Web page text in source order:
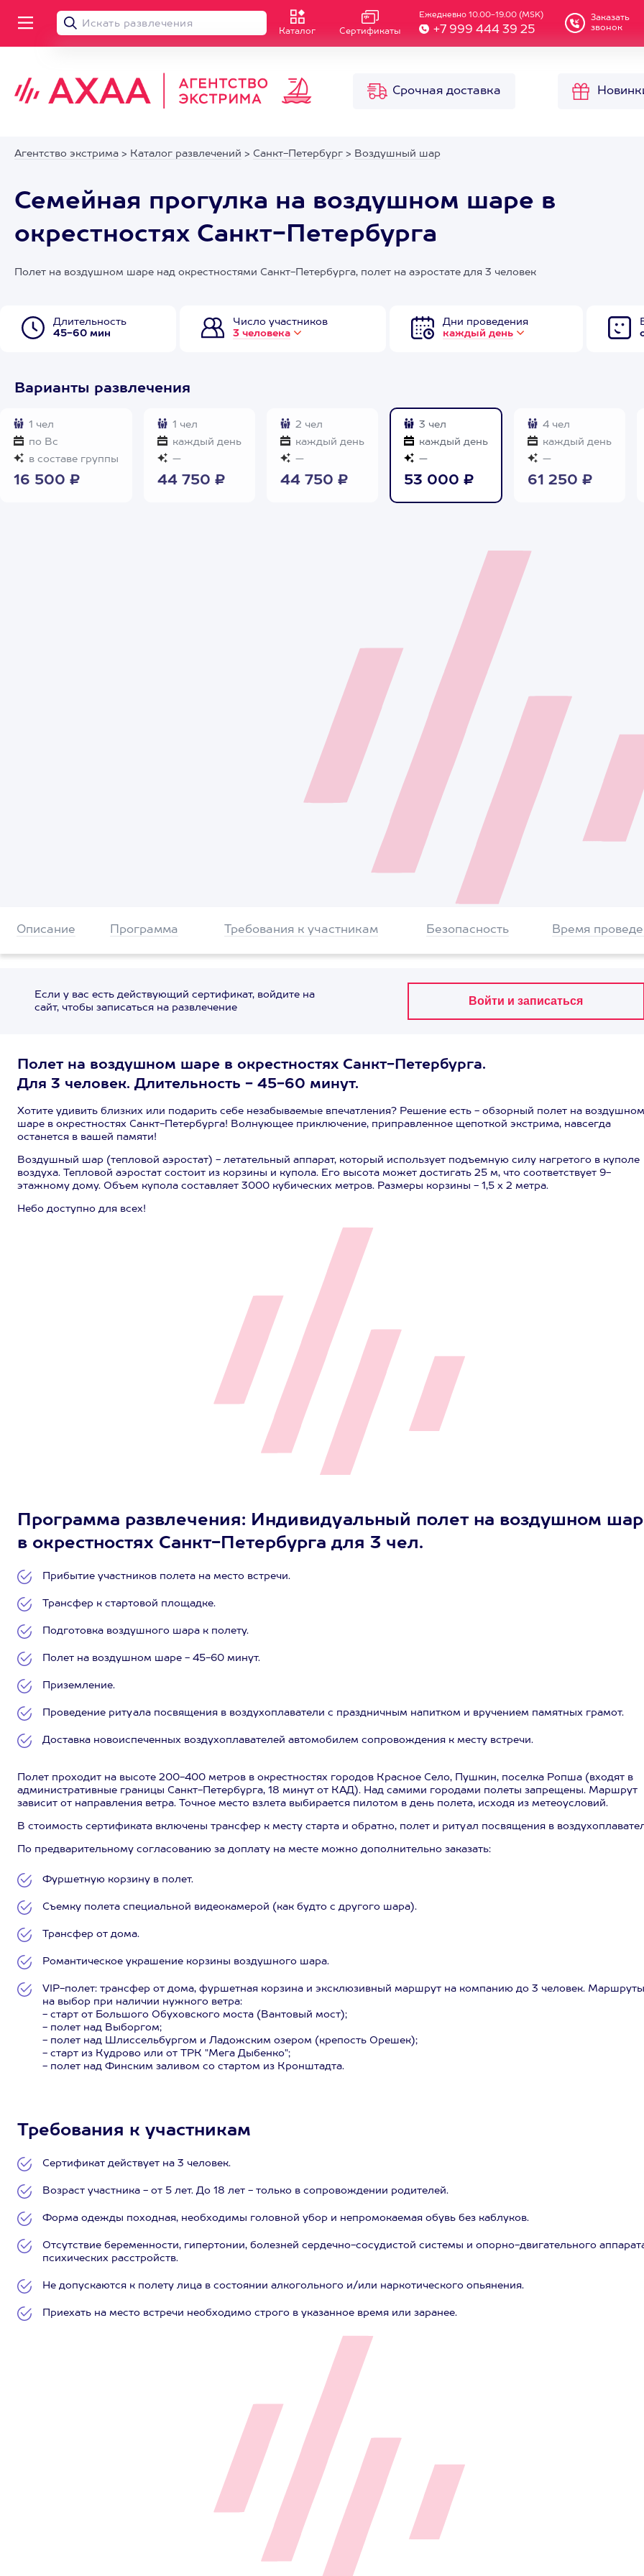
Каталог Сертификаты
Ежедневно 10.00-19.00 (MSK)
+7 999 444 39 25
Заказать
звонок
Срочная доставка
Агентство экстрима > Каталог развлечений > Санкт-Петербург > Воздушный шар
Семейная прогулка на воздушном шаре в
окрестностях Санкт-Петербурга
Полет на воздушном шаре над окрестностями Санкт-Петербурга, полет на аэростате для 3 человек
Длительность
45-60 мин
Число участников
3 человека
Дни проведения
каждый день
Варианты развлечения
1 чел
по Вс
в составе группы
16 500 ₽
1 чел
каждый день
—
44 750 ₽
2 чел
каждый день
—
44 750 ₽
3 чел
каждый день
—
53 000 ₽
4 чел
каждый день
—
61 250 ₽
Описание Программа Требования к участникам Безопасность Время
Если у вас есть действующий сертификат, войдите на
сайт, чтобы записаться на развлечение
Полет на воздушном шаре в окрестностях Санкт-Петербурга.
Для 3 человек. Длительность - 45-60 минут.
Хотите удивить близких или подарить себе незабываемые впечатления? Решение есть - обзорный полет на воздушном
шаре в окрестностях Санкт-Петербурга! Волнующее приключение, приправленное щепоткой экстрима, навсегда
останется в вашей памяти!
Воздушный шар (тепловой аэростат) - летательный аппарат, который использует подъемную силу нагретого в куполе
воздуха. Тепловой аэростат состоит из корзины и купола. Его высота может достигать 25 м, что соответствует 9-
этажному дому. Объем купола составляет 3000 кубических метров. Размеры корзины - 1,5 х 2 метра.
Небо доступно для всех!
Программа развлечения: Индивидуальный полет на воздушном
в окрестностях Санкт-Петербурга для 3 чел.
Прибытие участников полета на место встречи.
Трансфер к стартовой площадке.
Подготовка воздушного шара к полету.
Полет на воздушном шаре - 45-60 минут.
Приземление.
Проведение ритуала посвящения в воздухоплаватели с праздничным напитком и вручением памятных грамот.
Доставка новоиспеченных воздухоплавателей автомобилем сопровождения к месту встречи.
Полет проходит на высоте 200-400 метров в окрестностях городов Красное Село, Пушкин, поселка Ропша (входят в
административные границы Санкт-Петербурга, 18 минут от КАД). Над самими городами полеты запрещены. Маршрут
зависит от направления ветра. Точное место взлета выбирается пилотом в день полета, исходя из метеоусловий.
В стоимость сертификата включены трансфер к месту старта и обратно, полет и ритуал посвящения в
По предварительному согласованию за доплату на месте можно дополнительно заказать:
Фуршетную корзину в полет.
Съемку полета специальной видеокамерой (как будто с другого шара).
Трансфер от дома.
Романтическое украшение корзины воздушного шара.
VIP-полет: трансфер от дома, фуршетная корзина и эксклюзивный маршрут на компанию до 3 человек.
на выбор при наличии нужного ветра:
- старт от Большого Обуховского моста (Вантовый мост);
- полет над Выборгом;
- полет над Шлиссельбургом и Ладожским озером (крепость Орешек);
- старт из Кудрово или от ТРК "Мега Дыбенко";
- полет над Финским заливом со стартом из Кронштадта.
Требования к участникам
Сертификат действует на 3 человек.
Возраст участника - от 5 лет. До 18 лет - только в сопровождении родителей.
Форма одежды походная, необходимы головной убор и непромокаемая обувь без каблуков.
Отсутствие беременности, гипертонии, болезней сердечно-сосудистой системы и опорно-двигательного
психических расстройств.
Не допускаются к полету лица в состоянии алкогольного и/или наркотического опьянения.
Приехать на место встречи необходимо строго в указанное время или заранее.